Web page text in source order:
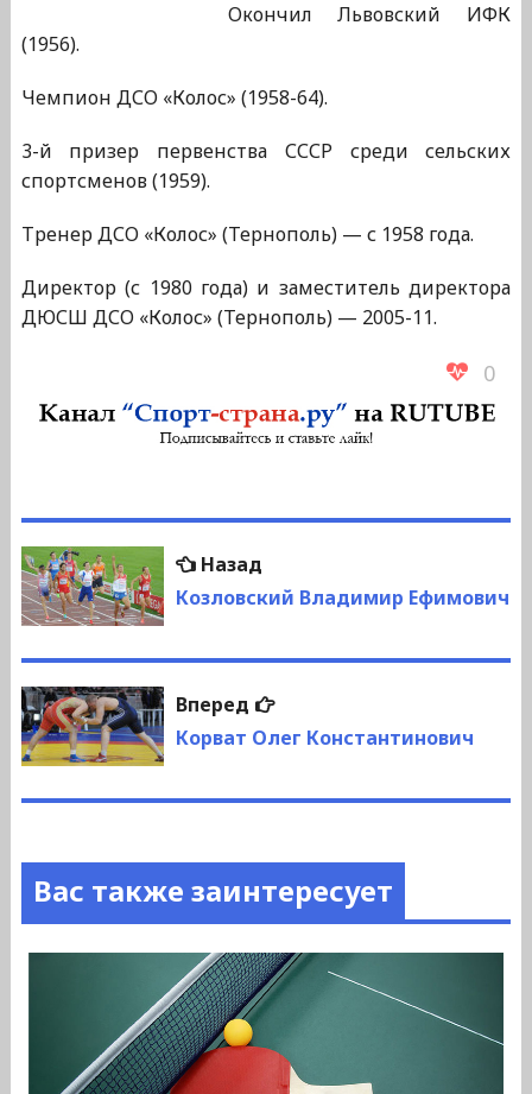
Окончил Львовский ИФК
(1956).
Чемпион ДСО «Колос» (1958-64).
3-й призер первенства СССР среди сельских
спортсменов (1959).
Тренер ДСО «Колос» (Тернополь) — с 1958 года.
Директор (с 1980 года) и заместитель директора
ДЮСШ ДСО «Колос» (Тернополь) — 2005-11.
0
Навигация
по
записям
НазадПредыдущая
запись:
Козловский Владимир Ефимович
Вперед
Следующая
запись:
Корват Олег Константинович
Вас также заинтересует